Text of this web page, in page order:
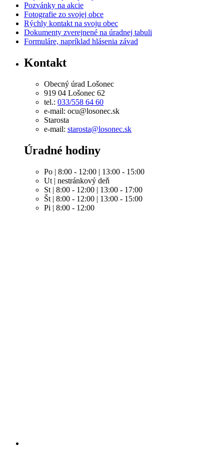
Pozvánky na akcie
Fotografie zo svojej obce
Rýchly kontakt na svoju obec
Dokumenty zverejnené na úradnej tabuli
Formuláre, napríklad hlásenia závad
Kontakt
Obecný úrad Lošonec
919 04 Lošonec 62
tel.: 033/558 64 60
e-mail: ocu@losonec.sk
Starosta
e-mail: starosta@losonec.sk
Úradné hodiny
Po | 8:00 - 12:00 | 13:00 - 15:00
Ut | nestránkový deň
St | 8:00 - 12:00 | 13:00 - 17:00
Št | 8:00 - 12:00 | 13:00 - 15:00
Pi | 8:00 - 12:00